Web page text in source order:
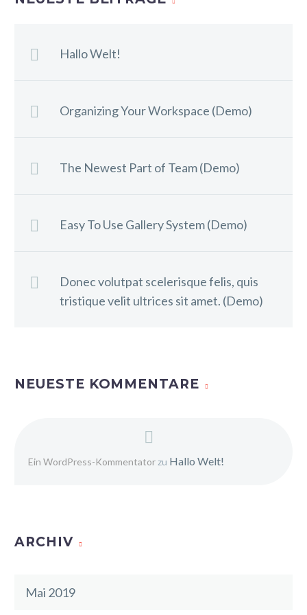
Hallo Welt!
Organizing Your Workspace (Demo)
The Newest Part of Team (Demo)
Easy To Use Gallery System (Demo)
Donec volutpat scelerisque felis, quis
tristique velit ultrices sit amet. (Demo)
NEUESTE KOMMENTARE
Ein WordPress-Kommentatorzu Hallo Welt!
ARCHIV
Mai 2019